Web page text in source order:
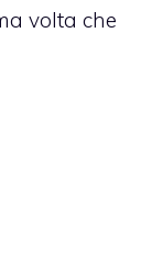
volta che